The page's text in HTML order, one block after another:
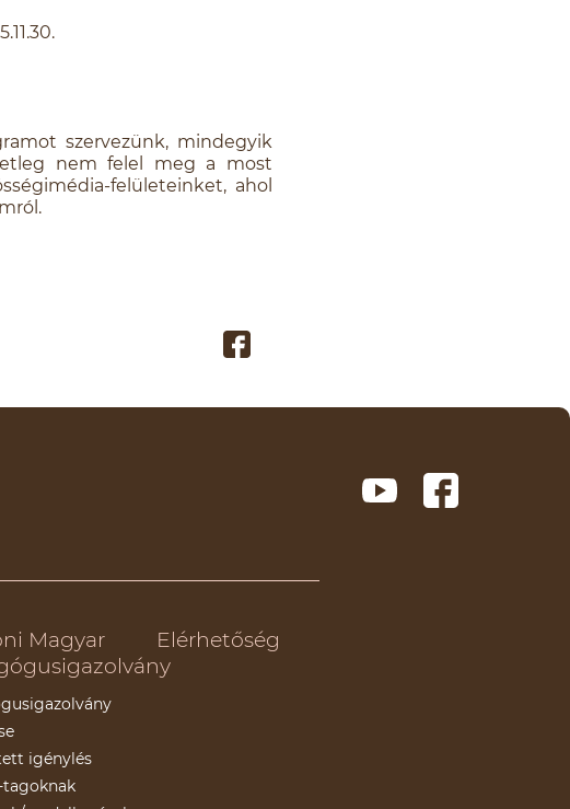
szervezünk, mindegyik
nem felel meg a most
felületeinket, ahol
Magyar
igénylés
tagoknak
Elérhetőség